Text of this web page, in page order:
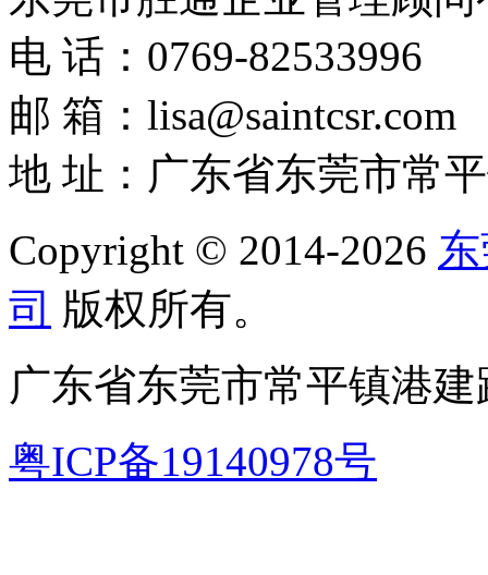
电 话：0769-82533996
邮 箱：lisa@saintcsr.com
地 址：广东省东莞市常
Copyright © 2014-2026
司 版权所有。
广东省东莞市常平镇港建
粤ICP备19140978号